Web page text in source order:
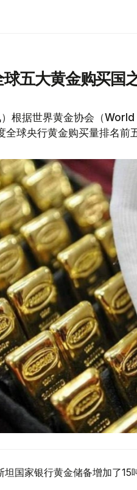
五大黄金购买国
）根据世界黄金协会（
球央行黄金购买量排名前
国家银行黄金储备增加了15